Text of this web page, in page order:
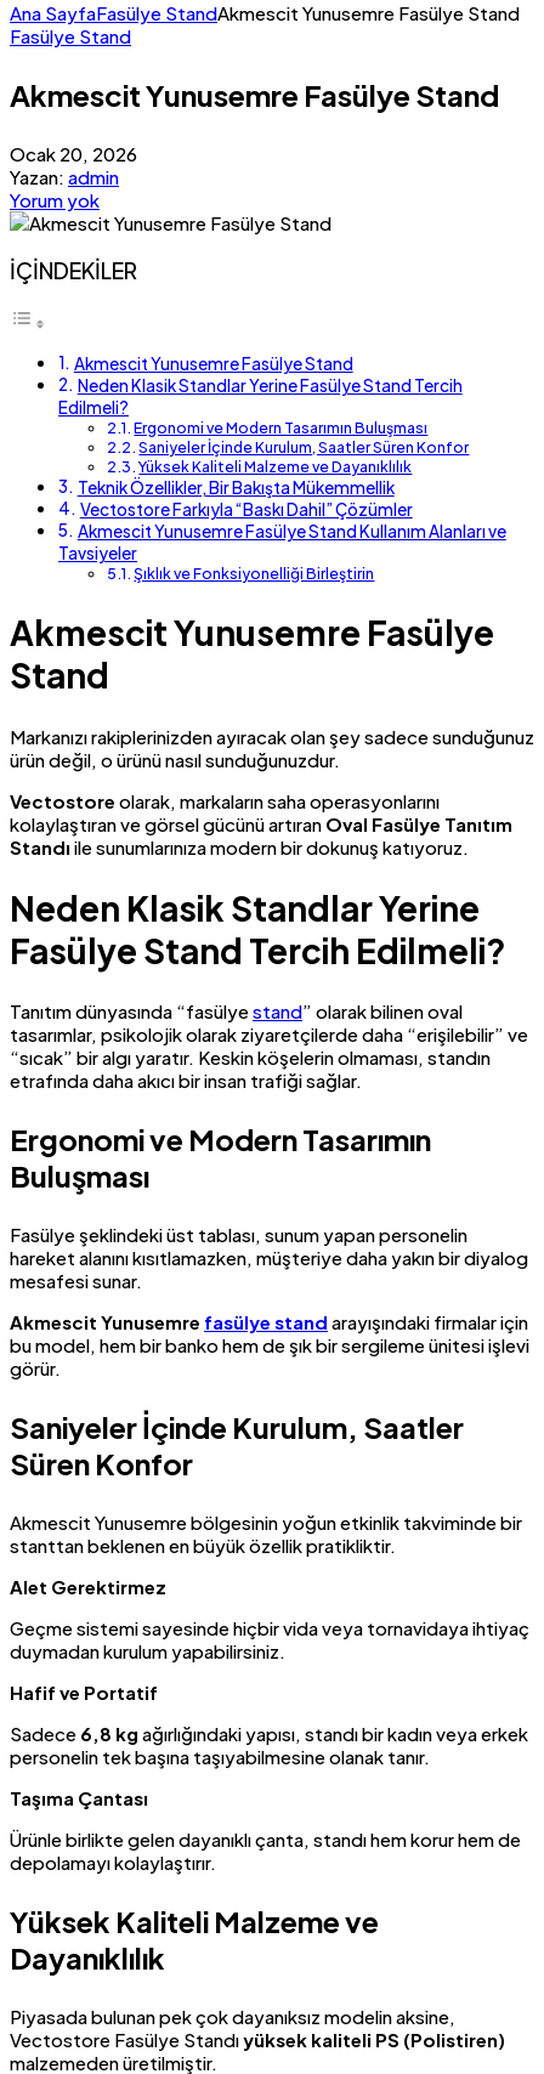
Ana SayfaFasülye StandAkmescit Yunusemre Fasülye Stand
Fasülye Stand
Akmescit Yunusemre Fasülye Stand
Ocak 20, 2026
Yazan: admin
Yorum yok
İÇİNDEKİLER
Akmescit Yunusemre Fasülye Stand
Neden Klasik Standlar Yerine Fasülye Stand Tercih
Edilmeli?
Ergonomi ve Modern Tasarımın Buluşması
Saniyeler İçinde Kurulum, Saatler Süren Konfor
Yüksek Kaliteli Malzeme ve Dayanıklılık
Teknik Özellikler, Bir Bakışta Mükemmellik
Vectostore Farkıyla “Baskı Dahil” Çözümler
Akmescit Yunusemre Fasülye Stand Kullanım Alanları ve
Tavsiyeler
Şıklık ve Fonksiyonelliği Birleştirin
Akmescit Yunusemre Fasülye
Stand
Markanızı rakiplerinizden ayıracak olan şey sadece sunduğunuz
ürün değil, o ürünü nasıl sunduğunuzdur.
Vectostore olarak, markaların saha operasyonlarını
kolaylaştıran ve görsel gücünü artıran Oval Fasülye Tanıtım
Standı ile sunumlarınıza modern bir dokunuş katıyoruz.
Neden Klasik Standlar Yerine
Fasülye Stand Tercih Edilmeli?
Tanıtım dünyasında “fasülyestand” olarak bilinen oval
tasarımlar, psikolojik olarak ziyaretçilerde daha “erişilebilir” ve
“sıcak” bir algı yaratır. Keskin köşelerin olmaması, standın
etrafında daha akıcı bir insan trafiği sağlar.
Ergonomi ve Modern Tasarımın
Buluşması
Fasülye şeklindeki üst tablası, sunum yapan personelin
hareket alanını kısıtlamazken, müşteriye daha yakın bir diyalog
mesafesi sunar.
Akmescit Yunusemre fasülye stand arayışındaki firmalar için
bu model, hem bir banko hem de şık bir sergileme ünitesi işlevi
görür.
Saniyeler İçinde Kurulum, Saatler
Süren Konfor
Akmescit Yunusemre bölgesinin yoğun etkinlik takviminde bir
stanttan beklenen en büyük özellik pratikliktir.
Alet Gerektirmez
Geçme sistemi sayesinde hiçbir vida veya tornavidaya ihtiyaç
duymadan kurulum yapabilirsiniz.
Hafif ve Portatif
Sadece 6,8 kg ağırlığındaki yapısı, standı bir kadın veya erkek
personelin tek başına taşıyabilmesine olanak tanır.
Taşıma Çantası
Ürünle birlikte gelen dayanıklı çanta, standı hem korur hem de
depolamayı kolaylaştırır.
Yüksek Kaliteli Malzeme ve
Dayanıklılık
Piyasada bulunan pek çok dayanıksız modelin aksine,
Vectostore Fasülye Standıyüksek kaliteli PS (Polistiren)
malzemeden üretilmiştir.